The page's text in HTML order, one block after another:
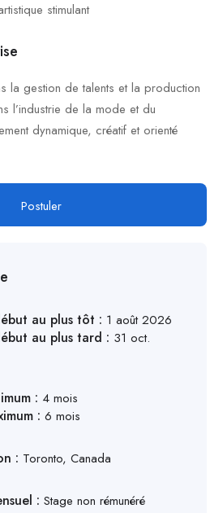
stimulant
la gestion de talents et la production
l’industrie de la mode et du
dynamique, créatif et orienté
Postuler
au plus tôt : 1 août 2026
au plus tard : 31 oct.
: 4 mois
: 6 mois
: Toronto, Canada
: Stage non rémunéré